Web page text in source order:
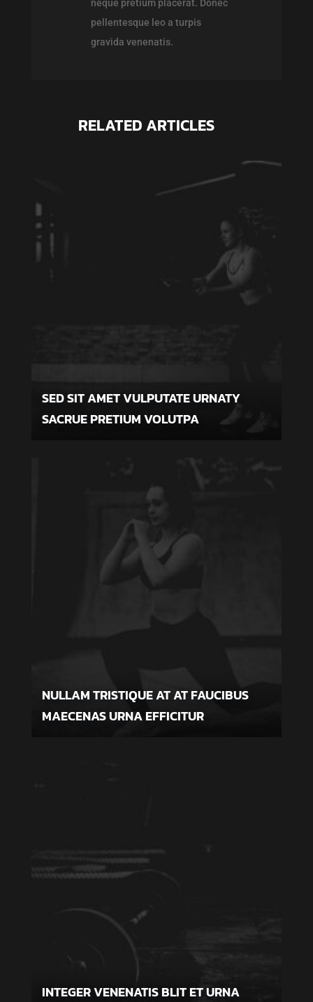
neque pretium placerat. Donec
pellentesque leo a turpis
gravida venenatis.
RELATED ARTICLES
SED SIT AMET VULPUTATE URNATY
SACRUE PRETIUM VOLUTPA
NULLAM TRISTIQUE AT AT FAUCIBUS
MAECENAS URNA EFFICITUR
INTEGER VENENATIS BLIT ET URNA